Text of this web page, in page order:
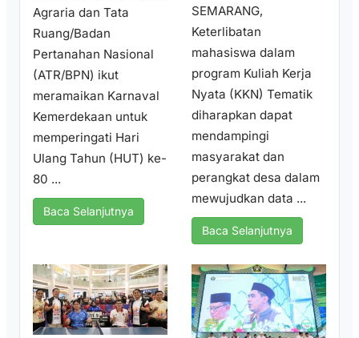
Agraria dan Tata
Ruang/Badan
Pertanahan Nasional
(ATR/BPN) ikut
meramaikan Karnaval
Kemerdekaan untuk
memperingati Hari
Ulang Tahun (HUT) ke-
80 ...
Baca Selanjutnya
SEMARANG,
Keterlibatan
mahasiswa dalam
program Kuliah Kerja
Nyata (KKN) Tematik
diharapkan dapat
mendampingi
masyarakat dan
perangkat desa dalam
mewujudkan data ...
Baca Selanjutnya